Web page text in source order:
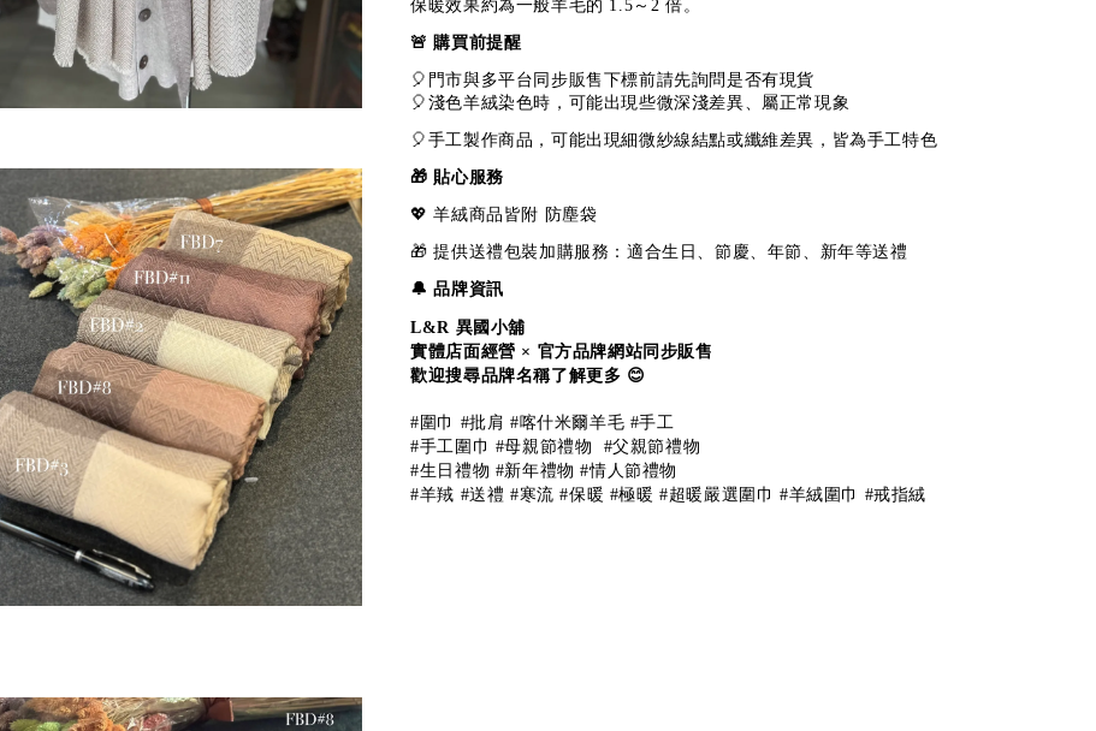
保暖效果約為一般羊毛的 1.5～2 倍。
🚨 購買前提醒
🎈門市與多平台同步販售下標前請先詢問是否有現貨
🎈淺色羊絨染色時，可能出現些微深淺差異、屬正常現象
🎈手工製作商品，可能出現細微紗線結點或纖維差異，皆為手工特色
🎁 貼心服務
💖 羊絨商品皆附 防塵袋
🎁 提供送禮包裝加購服務：適合生日、節慶、年節、新年等送禮
🔔 品牌資訊
L&R 異國小舖
實體店面經營 × 官方品牌網站同步販售
歡迎搜尋品牌名稱了解更多 😊
# 圍巾 #批肩 #喀什米爾羊毛 #手工
#手工圍巾 #母親節禮物 #父親節禮物
#生日禮物 #新年禮物 #情人節禮物
#羊羢 #送禮 #寒流 #保暖 #極暖 #超暖嚴選圍巾 #羊絨圍巾 #戒指絨